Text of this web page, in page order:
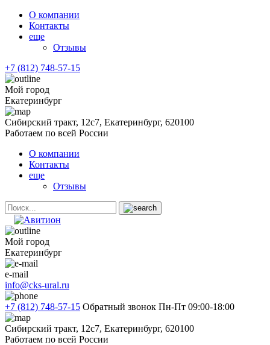
О компании
Контакты
еще
Отзывы
+7 (812) 748-57-15
Мой город
Екатеринбург
Сибирский тракт, 12с7, Екатеринбург, 620100
Работаем по всей России
О компании
Контакты
еще
Отзывы
Мой город
Екатеринбург
e-mail
info@cks-ural.ru
+7 (812) 748-57-15 Обратный звонок Пн-Пт 09:00-18:00
Сибирский тракт, 12с7, Екатеринбург, 620100
Работаем по всей России